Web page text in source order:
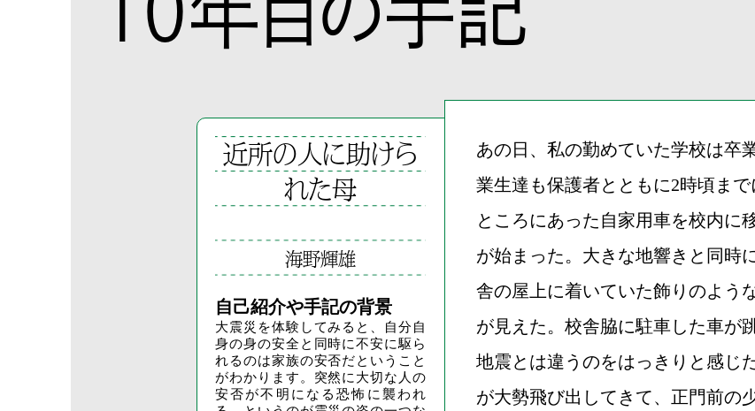
あの日、私の勤めていた学校は卒
業生達も保護者とともに2時頃ま
ところにあった自家用車を校内に
が始まった。大きな地響きと同時
舎の屋上に着いていた飾りのよう
が見えた。校舎脇に駐車した車が
地震とは違うのをはっきりと感じ
が大勢飛び出してきて、正門前の
近所の人に助けら
れた母
海野輝雄
自己紹介や手記の背景
大震災を体験してみると、自分自
身の身の安全と同時に不安に駆ら
れるのは家族の安否だということ
がわかります。突然に大切な人の
安否が不明になる恐怖に襲われ